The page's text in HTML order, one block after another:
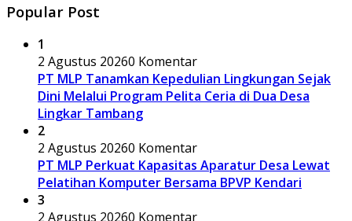
Popular Post
1
2 Agustus 20260 Komentar
PT MLP Tanamkan Kepedulian Lingkungan Sejak
Dini Melalui Program Pelita Ceria di Dua Desa
Lingkar Tambang
2
2 Agustus 20260 Komentar
PT MLP Perkuat Kapasitas Aparatur Desa Lewat
Pelatihan Komputer Bersama BPVP Kendari
3
2 Agustus 20260 Komentar